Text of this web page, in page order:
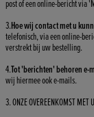
post of een online-bericht via
3.Hoe wij contact met u
telefonisch, via een online-
verstrekt bij uw bestelling.
4.Tot 'berichten' behoren e-
wij hiermee ook e-mails.
3. ONZE OVEREENKOMST MET U